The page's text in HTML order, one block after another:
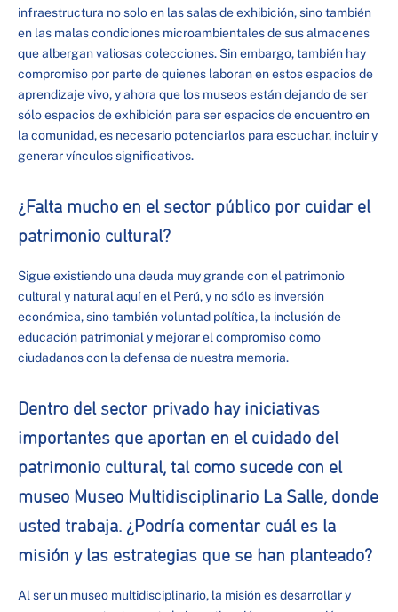
infraestructura no solo en las salas de exhibición, sino también
en las malas condiciones microambientales de sus almacenes
que albergan valiosas colecciones. Sin embargo, también hay
compromiso por parte de quienes laboran en estos espacios de
aprendizaje vivo, y ahora que los museos están dejando de ser
sólo espacios de exhibición para ser espacios de encuentro en
la comunidad, es necesario potenciarlos para escuchar, incluir y
generar vínculos significativos.
¿Falta mucho en el sector público por cuidar el
patrimonio cultural?
Sigue existiendo una deuda muy grande con el patrimonio
cultural y natural aquí en el Perú, y no sólo es inversión
económica, sino también voluntad política, la inclusión de
educación patrimonial y mejorar el compromiso como
ciudadanos con la defensa de nuestra memoria.
Dentro del sector privado hay iniciativas
importantes que aportan en el cuidado del
patrimonio cultural, tal como sucede con el
museo Museo Multidisciplinario La Salle, donde
usted trabaja. ¿Podría comentar cuál es la
misión y las estrategias que se han planteado?
Al ser un museo multidisciplinario, la misión es desarrollar y